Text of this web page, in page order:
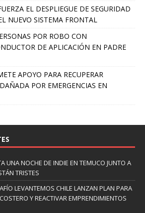
EL DESPLIEGUE DE SEGURIDAD
NUEVO SISTEMA FRONTAL
POR ROBO CON
DE APLICACIÓN EN PADRE
APOYO PARA RECUPERAR
POR EMERGENCIAS EN
UNA NOCHE DE INDIE EN TEMUCO JUNTO A
TRISTES
LEVANTEMOS CHILE LANZAN PLAN PARA
Y REACTIVAR EMPRENDIMIENTOS